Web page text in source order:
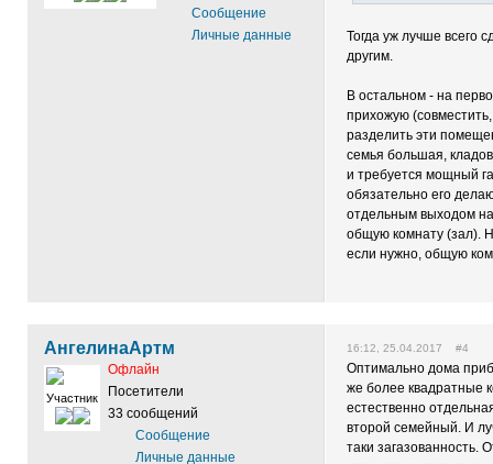
Сообщение
Личные данные
Тогда уж лучше всего
другим.
В остальном - на
прихожую
разделить эти
семья большая,
и требуется мощный
обязательно его
отдельным выходом
общую комнату (зал).
если нужно, общую
АнгелинаАртм
Участник
Офлайн
Посетители
33 сообщений
Сообщение
Личные данные
16:12, 25.04.2017 #4
Оптимально дома
же более квадратные
естественно
второй семейный. И
таки загазованность.